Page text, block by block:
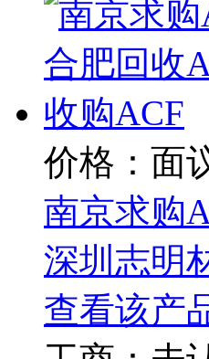
价格：面
南京求购
深圳志明
查看该产